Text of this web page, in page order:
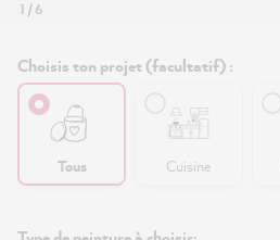
1 / 6
Choisis ton projet (facultatif) :
Tous Cuisine